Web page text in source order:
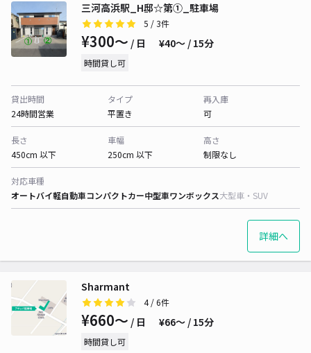
三河高浜駅_H邸☆第①_駐車場
5 / 3件
¥300〜 / 日 ¥40〜 / 15分
時間貸し可
貸出時間
24時間営業
タイプ
平置き
再入庫
可
長さ
450cm 以下
車幅
250cm 以下
高さ
制限なし
対応車種
オートバイ軽自動車コンパクトカー中型車ワンボックス大型車・SUV
詳細へ
Sharmant
4/ 6件
¥660〜 / 日 ¥66〜 / 15分
時間貸し可